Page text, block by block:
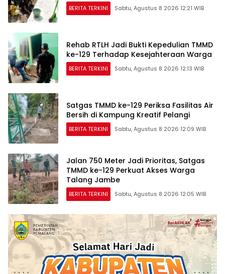
BERITA TERKINI Sabtu, Agustus 8 2026 12:21 WIB
Rehab RTLH Jadi Bukti Kepedulian TMMD
ke-129 Terhadap Kesejahteraan Warga
BERITA TERKINI Sabtu, Agustus 8 2026 12:13 WIB
Satgas TMMD ke-129 Periksa Fasilitas Air
Bersih di Kampung Kreatif Pelangi
BERITA TERKINI Sabtu, Agustus 8 2026 12:09 WIB
Jalan 750 Meter Jadi Prioritas, Satgas
TMMD ke-129 Perkuat Akses Warga
Talang Jambe
BERITA TERKINI Sabtu, Agustus 8 2026 12:05 WIB